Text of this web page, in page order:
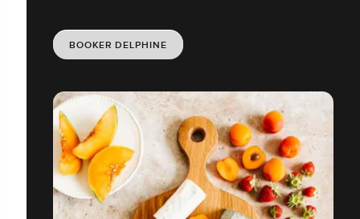
BOOKER DELPHINE